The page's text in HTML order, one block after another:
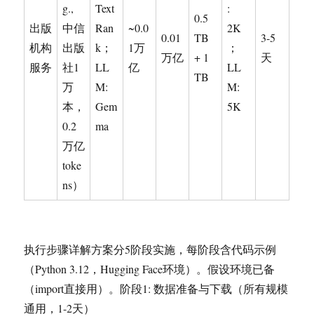
出版
机构
服务
g.,
中信
出版
社1
万
本，
0.2
万亿
toke
ns）
Text
Ran
k；
LL
M:
Gem
ma
~0.0
1万
亿
0.01
万亿
0.5
TB
+ 1
TB
:
2K
；
LL
M:
5K
3-5
天
执行步骤详解方案分5阶段实施，每阶段含代码示例
（Python 3.12，Hugging Face环境）。假设环境已备
（import直接用）。阶段1: 数据准备与下载（所有规模
通用，1-2天）